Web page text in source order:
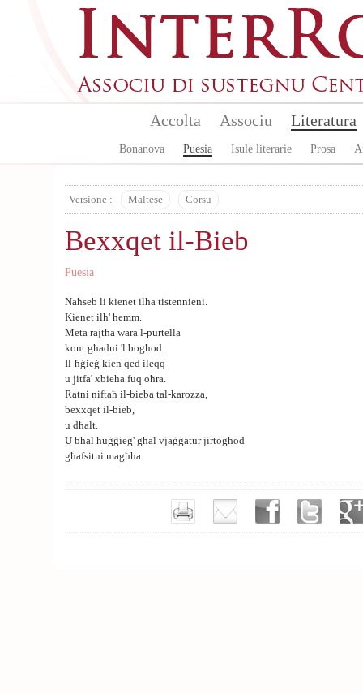
Accolta Associu Literatura
Bonanova Puesia Isule literarie Prosa
Versione : Maltese Corsu
Bexxqet il-Bieb
Puesia
Naħseb li kienet ilha tistennieni.
Kienet ilh' hemm.
Meta rajtha wara l-purtella
kont għadni 'l bogħod.
Il-ħġieġ kien qed ileqq
u jitfa' xbieha fuq oħra.
Ratni niftaħ il-bieba tal-karozza,
bexxqet il-bieb,
u dħalt.
U bħal ħuġġieġ' għal vjaġġatur jirtogħod
għafsitni magħha.